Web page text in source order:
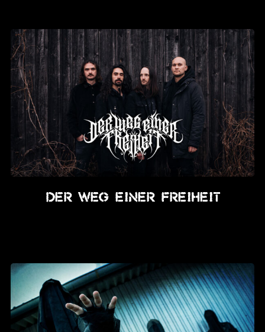
Der Weg Einer Freiheit